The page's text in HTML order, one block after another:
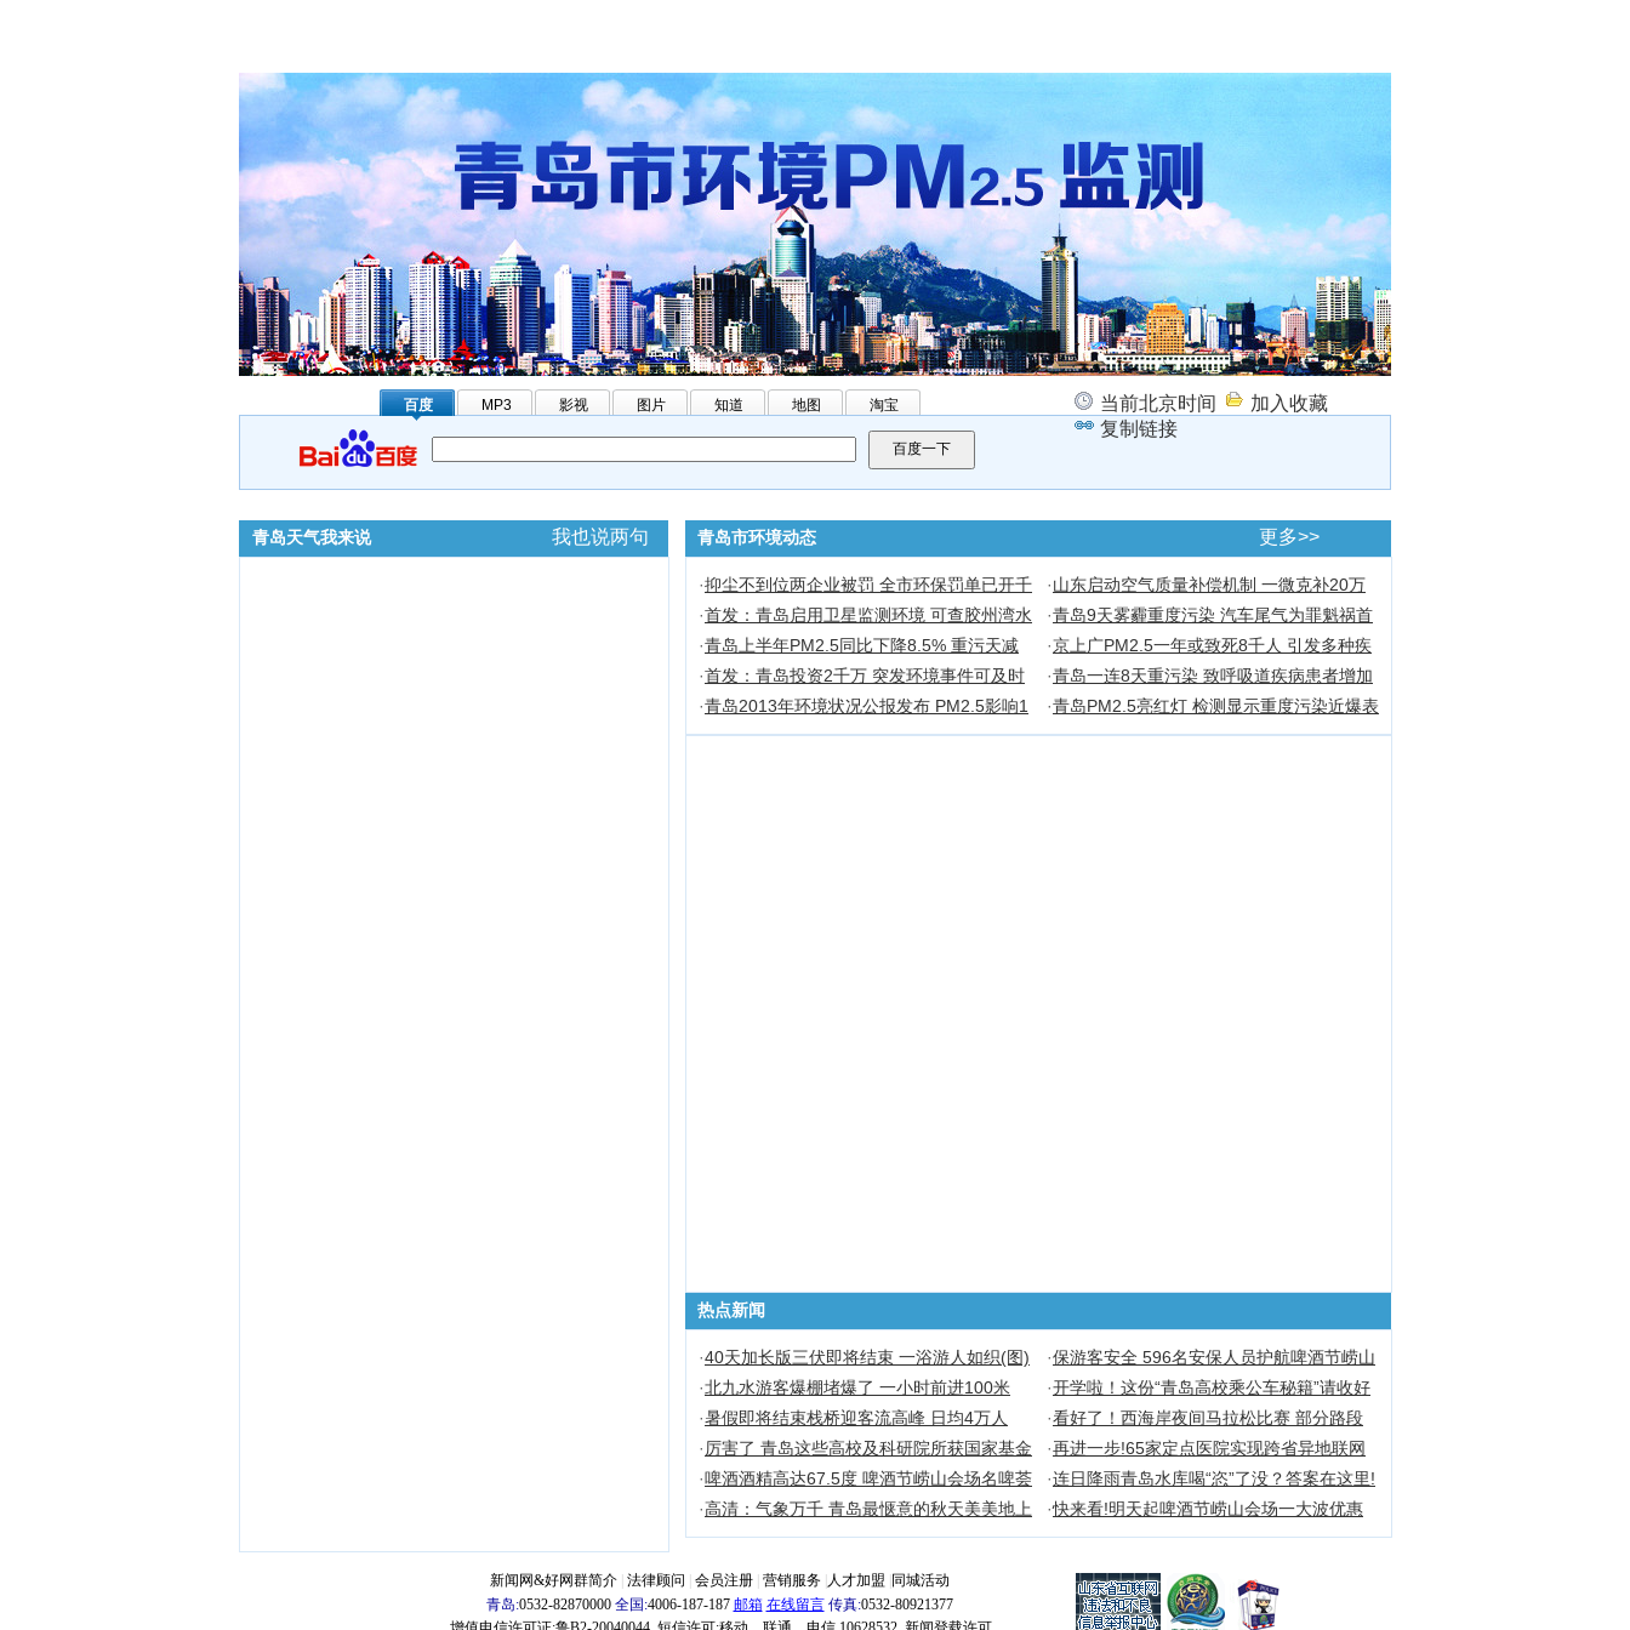
百度 MP3 影视 图片 知道 地图 淘宝 当前北京时间
加入收藏
复制链接
青岛天气我来说 我也说两句 青岛市环境动态 更多>>
·抑尘不到位两企业被罚 全市环保罚单已开千
万元
·首发：青岛启用卫星监测环境 可查胶州湾水
质
·青岛上半年PM2.5同比下降8.5% 重污天减
少10天
·首发：青岛投资2千万 突发环境事件可及时
应对
·青岛2013年环境状况公报发布 PM2.5影响1
92天
·山东启动空气质量补偿机制 一微克补20万
·青岛9天雾霾重度污染 汽车尾气为罪魁祸首
·京上广PM2.5一年或致死8千人 引发多种疾
病
·青岛一连8天重污染 致呼吸道疾病患者增加
·青岛PM2.5亮红灯 检测显示重度污染近爆表
热点新闻
·40天加长版三伏即将结束 一浴游人如织(图)
·北九水游客爆棚堵爆了 一小时前进100米
(图)
·暑假即将结束栈桥迎客流高峰 日均4万人
(图)
· 厉害了 青岛这些高校及科研院所获国家基金
资助
·啤酒酒精高达67.5度 啤酒节崂山会场名啤荟
萃
·高清：气象万千 青岛最惬意的秋天美美地上
线
·保游客安全 596名安保人员护航啤酒节崂山
会场
·开学啦！这份“青岛高校乘公车秘籍”请收好
·看好了！西海岸夜间马拉松比赛 部分路段
封闭
·再进一步!65家定点医院实现跨省异地联网
结算
·连日降雨青岛水库喝“恣”了没？答案在这里!
·快来看!明天起啤酒节崂山会场一大波优惠
来袭